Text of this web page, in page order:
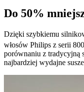
Do 50%
Dzięki szybkiemu
włosów Philips z serii
porównaniu z tradycyjną
najbardziej wydajne